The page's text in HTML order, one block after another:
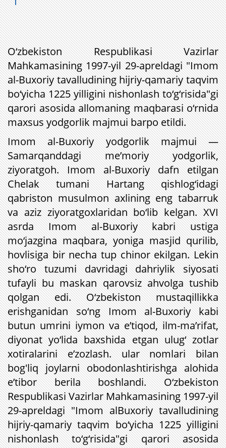
O‘zbekiston Respublikasi Vazirlar
Mahkamasining 1997-yil 29-apreldagi "Imom
al-Buxoriy tavalludining hijriy-qamariy taqvim
bo‘yicha 1225 yilligini nishonlash to‘g‘risida"gi
qarori asosida allomaning maqbarasi o‘rnida
maxsus yodgorlik majmui barpo etildi.
Imom al-Buxoriy yodgorlik majmui —
Samarqanddagi me’moriy yodgorlik,
ziyoratgoh. Imom al-Buxoriy dafn etilgan
Chelak tumani Hartang qishlog‘idagi
qabriston musulmon axlining eng tabarruk
va aziz ziyoratgoxlaridan bo‘lib kelgan. XVI
asrda Imom al-Buxoriy kabri ustiga
mo‘jazgina maqbara, yoniga masjid qurilib,
hovlisiga bir necha tup chinor ekilgan. Lekin
sho‘ro tuzumi davridagi dahriylik siyosati
tufayli bu maskan qarovsiz ahvolga tushib
qolgan edi. O‘zbekiston mustaqillikka
erishganidan so‘ng Imom al-Buxoriy kabi
butun umrini iymon va e’tiqod, ilm-ma’rifat,
diyonat yo‘lida baxshida etgan ulug‘ zotlar
xotiralarini e’zozlash. ular nomlari bilan
bog'liq joylarni obodonlashtirishga alohida
e’tibor berila boshlandi. O‘zbekiston
Respublikasi Vazirlar Mahkamasining 1997-yil
29-apreldagi "Imom alBuxoriy tavalludining
hijriy-qamariy taqvim bo‘yicha 1225 yilligini
nishonlash to‘g‘risida"gi qarori asosida